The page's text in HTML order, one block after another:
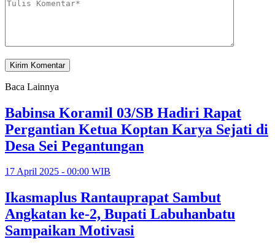
Baca Lainnya
Babinsa Koramil 03/SB Hadiri Rapat
Pergantian Ketua Koptan Karya Sejati di
Desa Sei Pegantungan
17 April 2025 - 00:00 WIB
Ikasmaplus Rantauprapat Sambut
Angkatan ke-2, Bupati Labuhanbatu
Sampaikan Motivasi